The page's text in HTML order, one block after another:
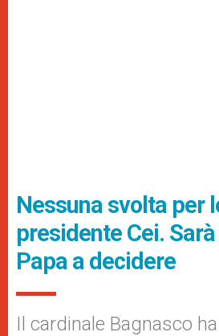
Nessuna svolta per
presidente Cei. Sarà
Papa a decidere
Il cardinale Bagnasco